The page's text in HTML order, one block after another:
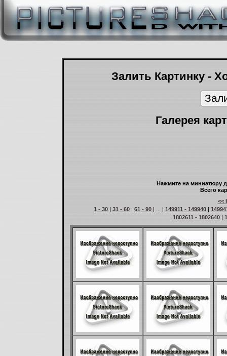
Залить Картинку -
Галерея
Нажмите на миниатюру
Всего
<<
1 - 30 | 31 - 60 | 61 - 90 | ... | 149911 - 149940 |
1802611 - 1802640|